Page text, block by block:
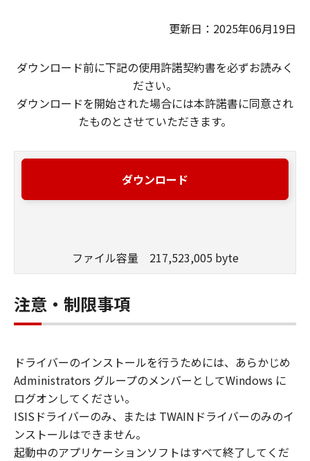
更新日：2025年06月19日
ダウンロード前に下記の使用許諾契約書を必ずお読みく
ださい。
ダウンロードを開始された場合には本許諾書に同意され
たものとさせていただきます。
ダウンロード
ファイル容量 217,523,005 byte
注意・制限事項
ドライバーのインストールを行うためには、あらかじめ
Administrators グループのメンバーとしてWindows に
ログオンしてください。
ISISドライバーのみ、または TWAINドライバーのみのイ
ンストールはできません。
起動中のアプリケーションソフトはすべて終了してくだ